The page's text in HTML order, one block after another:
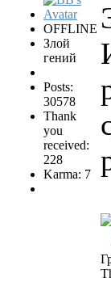
OFFLINE
Злой
гений
Posts:
30578
Thank
you
received:
228
Karma: 7